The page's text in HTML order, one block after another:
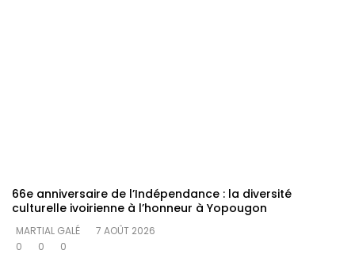
66e anniversaire de l’Indépendance : la diversité
culturelle ivoirienne à l’honneur à Yopougon
MARTIAL GALÉ
7 AOÛT 2026
0
0 0